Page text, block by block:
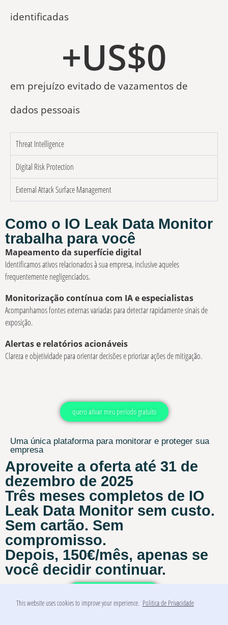
This website uses cookies to improve your experience. Politica de Privacidade
identificadas
em prejuízo evitado de vazamentos de
dados pessoais
+US$0
Threat Intelligence
Digital Risk Protection
External Attack Surface Management
Como o IO Leak Data Monitor
trabalha para você
Mapeamento da superfície digital
Identificamos ativos relacionados à sua empresa, inclusive aqueles
frequentemente negligenciados.
Monitorização contínua com IA e especialistas
Acompanhamos fontes externas variadas para detectar rapidamente sinais de
exposição.
Alertas e relatórios acionáveis
Clareza e objetividade para orientar decisões e priorizar ações de mitigação.
quero ativar meu período gratuito
Uma única plataforma para monitorar e proteger sua
empresa
Aproveite a oferta até 31 de
dezembro de 2025
Três meses completos de IO
Leak Data Monitor sem custo.
Sem cartão. Sem
compromisso.
Depois, 150€/mês, apenas se
você decidir continuar.